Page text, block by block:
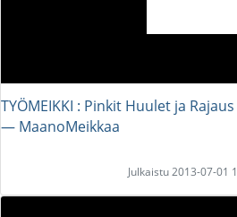
TYÖMEIKKI : Pinkit Huulet ja
― MaanoMeikkaa
Julkaistu 2013-07-01